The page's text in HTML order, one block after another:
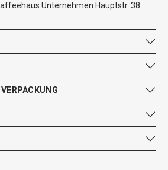
Unternehmen Hauptstr. 38